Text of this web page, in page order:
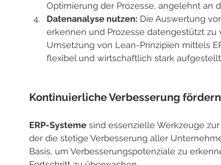
Optimierung der Prozesse, angelehnt an
Datenanalyse nutzen: Die Auswertung
erkennen und Prozesse datengestützt
Umsetzung von Lean-Prinzipien mittels
flexibel und wirtschaftlich stark
Kontinuierliche Verbesserung fördern
ERP-Systeme sind essenzielle Werkzeuge
der die stetige Verbesserung aller
Basis, um Verbesserungspotenziale zu